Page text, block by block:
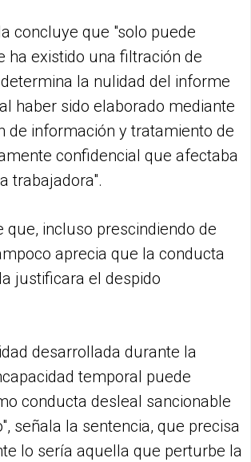
concluye que "solo puede
ha existido una filtración de
la nulidad del informe
haber sido elaborado mediante
de información y tratamiento de
confidencial que afectaba
trabajadora".
que, incluso prescindiendo de
aprecia que la conducta
justificara el despido
desarrollada durante la
temporal puede
conducta desleal sancionable
señala la sentencia, que precisa
lo sería aquella que perturbe la